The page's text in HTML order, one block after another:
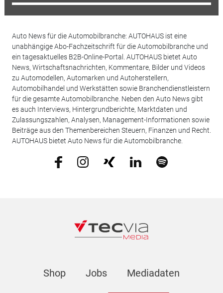
Auto News für die Automobilbranche: AUTOHAUS ist eine
unabhängige Abo-Fachzeitschrift für die Automobilbranche und
ein tagesaktuelles B2B-Online-Portal. AUTOHAUS bietet Auto
News, Wirtschaftsnachrichten, Kommentare, Bilder und Videos
zu Automodellen, Automarken und Autoherstellern,
Automobilhandel und Werkstätten sowie Branchendienstleistern
für die gesamte Automobilbranche. Neben den Auto News gibt
es auch Interviews, Hintergrundberichte, Marktdaten und
Zulassungszahlen, Analysen, Management-Informationen sowie
Beiträge aus den Themenbereichen Steuern, Finanzen und Recht.
AUTOHAUS bietet Auto News für die Automobilbranche.
Shop Jobs Mediadaten